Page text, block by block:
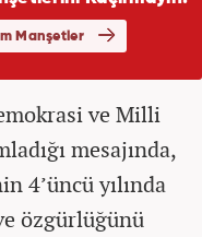
ve Milli
mesajında,
4’üncü yılında
özgürlüğünü